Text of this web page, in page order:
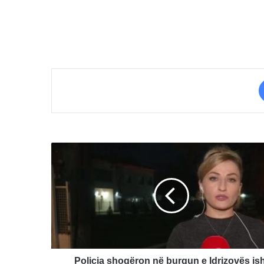
burgun
ministren
e
Brendshme,Policia shoqëron në burgun e Idrizovës